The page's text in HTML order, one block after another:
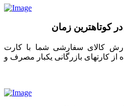
کوتاهترین زمان
کالای سفارشی شما با کارت
کارتهای بازرگانی یکبار مصرف و